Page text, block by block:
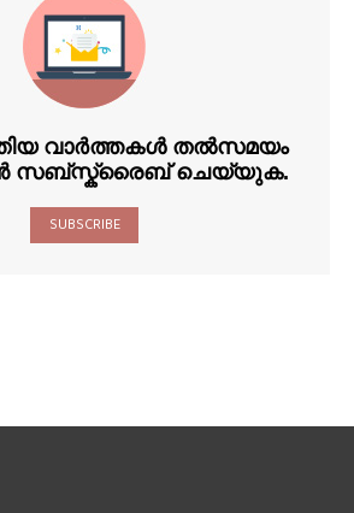
വാർത്തകൾ തൽസമയം
സബ്സ്ക്രൈബ് ചെയ്യുക.
SUBSCRIBE